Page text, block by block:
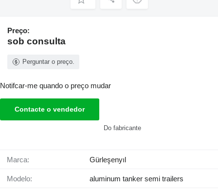
Preço:
sob consulta
Perguntar o preço.
Notifcar-me quando o preço mudar
Contacte o vendedor
Do fabricante
Marca: Gürleşenyıl
Modelo: aluminum tanker semi trailers